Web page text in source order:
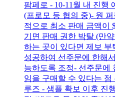
팜페로 - 10-11월 내 진행
(프로모 등 협의 중)- 원
적으로 최소 판매 금액이
기면 판매 권한 박탈 (만
하는 곳이 있다면 제보 부
성공하여 선주문에 한해
능하도록 조정- 선주문에
임을 구매할 수 있다는
루즈 ​- 샘플 확보 이후 진